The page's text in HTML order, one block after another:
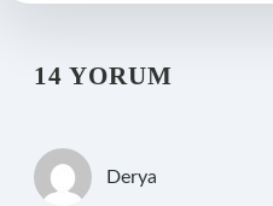
14 YORUM
Derya